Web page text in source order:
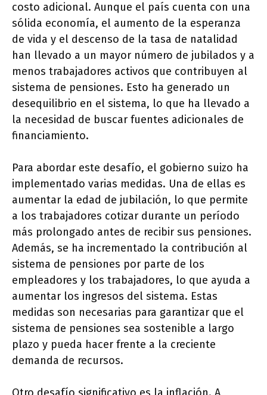
costo adicional. Aunque el país cuenta con una
sólida economía, el aumento de la esperanza
de vida y el descenso de la tasa de natalidad
han llevado a un mayor número de jubilados y a
menos trabajadores activos que contribuyen al
sistema de pensiones. Esto ha generado un
desequilibrio en el sistema, lo que ha llevado a
la necesidad de buscar fuentes adicionales de
financiamiento.
Para abordar este desafío, el gobierno suizo ha
implementado varias medidas. Una de ellas es
aumentar la edad de jubilación, lo que permite
a los trabajadores cotizar durante un período
más prolongado antes de recibir sus pensiones.
Además, se ha incrementado la contribución al
sistema de pensiones por parte de los
empleadores y los trabajadores, lo que ayuda a
aumentar los ingresos del sistema. Estas
medidas son necesarias para garantizar que el
sistema de pensiones sea sostenible a largo
plazo y pueda hacer frente a la creciente
demanda de recursos.